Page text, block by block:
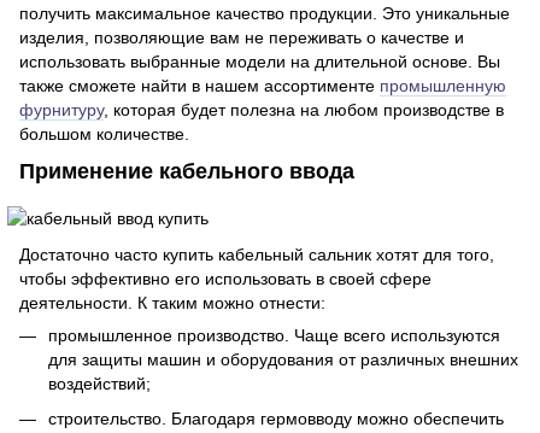
получить максимальное качество продукции. Это уникальные
изделия, позволяющие вам не переживать о качестве и
использовать выбранные модели на длительной основе. Вы
также сможете найти в нашем ассортименте промышленную
фурнитуру, которая будет полезна на любом производстве в
большом количестве.
Применение кабельного ввода
Достаточно часто купить кабельный сальник хотят для того,
чтобы эффективно его использовать в своей сфере
деятельности. К таким можно отнести:
промышленное производство. Чаще всего используются
для защиты машин и оборудования от различных внешних
воздействий;
строительство. Благодаря гермовводу можно обеспечить